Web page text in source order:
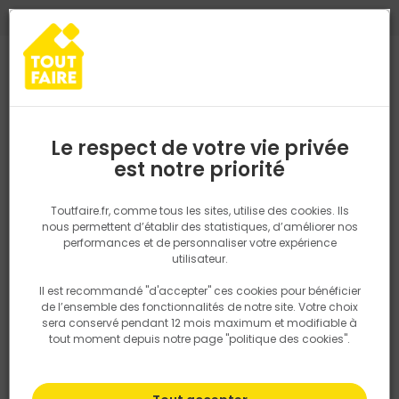
Retrouvez les délais et options de
livraison ainsi que les disponibiltiés en
PRODUITS Salle de bain, cuisine, plomberie et chauffage
Le respect de votre vie privée
est notre priorité
Toutfaire.fr, comme tous les sites, utilise des cookies. Ils
nous permettent d’établir des statistiques, d’améliorer nos
performances et de personnaliser votre expérience
utilisateur.
Il est recommandé "d'accepter" ces cookies pour bénéficier
de l’ensemble des fonctionnalités de notre site. Votre choix
sera conservé pendant 12 mois maximum et modifiable à
tout moment depuis notre page "politique des cookies".
TROUVEZ VOTRE MAGASIN TOUT FAIRE
Saisissez votre région pour les informations de stock et de
P. ex. Ile de france
Rechercher
Nous utilisons des cookies pour fournir ce service. En
savoir plus sur la façon dont nous utilisons les cookies
dans notre politique.